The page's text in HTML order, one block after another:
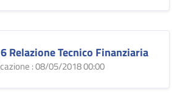
Relazione Tecnico Finanziaria
: 08/05/2018 00:00